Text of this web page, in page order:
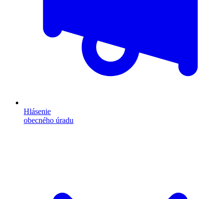
Hlásenie
obecného úradu